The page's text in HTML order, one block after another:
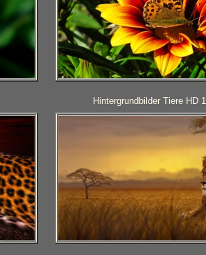
Hintergrundbilder Tiere HD